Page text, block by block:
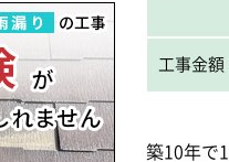
工事金額
築10年で